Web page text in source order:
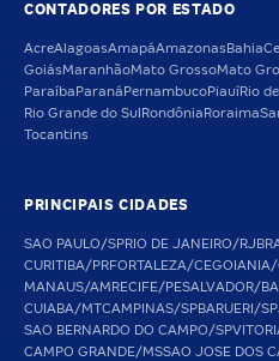
CONTADORES POR ESTADO
AcreAlagoasAmapáAmazonas Bahia
GoiásMaranhãoMato GrossoMato
Paraíba Paraná PernambucoPiauíRio
Rio Grande do Sul Rondônia Roraima
Tocantins
PRINCIPAIS CIDADES
SAO PAULO/SPRIO DE JANEIRO/RJ
CURITIBA/PRFORTALEZA/CEGOIANIA/
MANAUS/AMRECIFE/PESALVADOR/BA
CUIABA/MTCAMPINAS/SPBARUERI/SP
SAO BERNARDO DO CAMPO/SP
CAMPO GRANDE/MSSAO JOSE DOS